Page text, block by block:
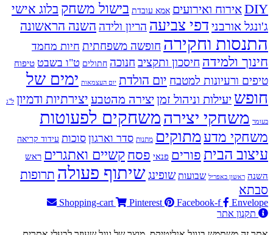
DIYאירוח ואירועים אמא עובדת בישול משחק בלוג אישי
ג'ונגל אורבני דפי צביעה הריון ולידה השנה הראשונה
התנסות וחקירה חופשה משפחתית חיות מחמד
חינוך ולמידה חיסכון ותקציב חנוכה חתולים ט"ו בשבט טיפוח
טיפים ורעיונות למטבח יום הולדת יום העצמאות ימים של
חופש יעילות וניהול זמן יצירה מהטבע יצירתיות ודמיון ל"ג
בעומר משחקי יצירהמשחקים לפעוטות
משחקי מדע מתוקים מתנות סדר וארגון סוכות עידוד קריאה
עיצוב הבית פורים פנאי פסח קשיים ואתגרים ראש
השנה ראשון באפריל שבועות שופינגשיתוף פעולה תרופות
סבתא
Shopping-cart Pinterest Facebook-f
Envelope
תקנון אתר